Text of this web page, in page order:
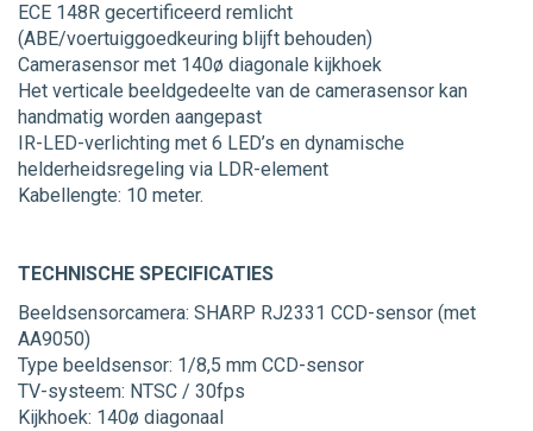
ECE 148R gecertificeerd remlicht
(ABE/voertuiggoedkeuring blijft behouden)
Camerasensor met 140ø diagonale kijkhoek
Het verticale beeldgedeelte van de camerasensor kan
handmatig worden aangepast
IR-LED-verlichting met 6 LED’s en dynamische
helderheidsregeling via LDR-element
Kabellengte: 10 meter.
TECHNISCHE SPECIFICATIES
Beeldsensorcamera: SHARP RJ2331 CCD-sensor (met
AA9050)
Type beeldsensor: 1/8,5 mm CCD-sensor
TV-systeem: NTSC / 30fps
Kijkhoek: 140ø diagonaal